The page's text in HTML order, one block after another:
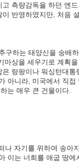
측량감독을 하던 엔
반영하였지만, 처음
구하는 태양신을 숭배
마상을 세우기로 계획
랑팡이나 워싱턴대
아니라, 미국에서 직
는 매우 큰 건물이다.
나 자기를 위하여 송아
이는 너희를 애굽 땅